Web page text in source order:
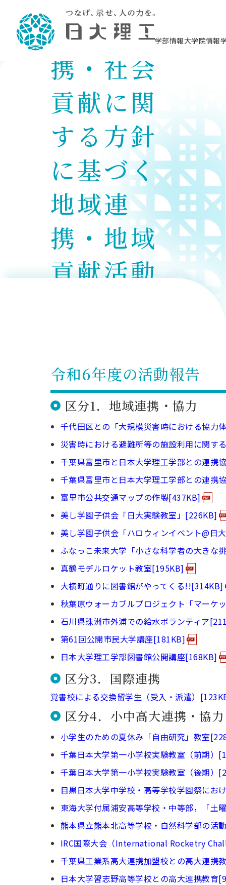
学部情報
理工学部概要
理念・教育目標
理工学部長からのメッセージ
理工学部データ
大学組織図
自己点検・評価
地域連携・地域貢献活動
日本大学大学院 特別講義
キャンパス案内
入学者受入方
リシー）
日本大学理工学部の
海外学術交流
一般教育
FD活動
日大理工の教
大学院情報
研究科長メッセージ
学位取得状況
大学院進学のススメ
教育情報
海外学術交流
大学院の各種支
理工学部学科情報
交通シ
ステム
工学科
建築学
科／専
攻
機械工
学科／
専攻
精密機
械工学
科／専
攻
航空宇
宙工学
科／専
攻
学科／
応用情
報工学
科／情
報科学
物質応
用化学
攻
量子理
行きたい学科を選べる
入学者選抜募集人員
令和8年度 出身校別合格者数
一般選抜 N全学統一方式 第1期
一般選抜 A個別方式
一般選抜 C共通テスト利用方式
一般選抜 C共通テスト利用方式
総合型選抜
入学者納入金
一般選抜募集要
校友枠選抜
ニューストピッ
よくあるご質問
入学試験出願
等）
一般選抜 N全
一般選抜 A個別
総合型選抜
編入学試験（一
大学院・研究情報
理工学研究所
理工学研究所研究ジャーナル
理工学部学術講演会
研究者情報
日本大学研究情報データベース
海外からの研究訪問
科学技術資料セ
（CST
プラズマ理工
測量実習センタ
サークル紹介
学部内イベント
八海山セミナー
学部内施設情報
図書館
防災情報
在学生用就職支援情報 ―セミナー・講座・
個別相談コーナー
就職・キャリア形成プログラム
2027.3卒向け
就職・キャリア形成プログラム
公務員試験対策
教員採用試験支援
就職対策情報冊子PDF版
NU就職ナビ
インターンシップについて
教員採用試験対
資格・検定
キャリアデザ
社会連
携・社会
貢献に関
する方針
に基づく
地域連
携・地域
貢献活動
令和6年度の活動報告
区分1．地域連携・協力
千代田区との「大規模災害時における協力
災害時における避難所等の施設利用に関す
千葉県富里市と日本大学理工学部との連携
千葉県富里市と日本大学理工学部との連携
富里市公共交通マップの作製[437KB]
美し学園子供会「日大実験教室」[226KB]
美し学園子供会「ハロウィンイベント@日
ふなっこ未来大学「小さな科学者の大きな
真鶴モデルロケット教室[195KB]
大横町通りに図書館がやってくる!![314KB]
秋葉原ウォーカブルプロジェクト「マーケ
石川県珠洲市外浦での給水ボランティア
第61回公開市民大学講座[181KB]
日本大学理工学部図書館公開講座[168KB]
区分3．国際連携
覚書校による交換留学生（受入・派遣）
区分4．小中高大連携・協力
小学生のための夏休み「自由研究」教室
千葉日本大学第一小学校実験教室（前期）
千葉日本大学第一小学校実験教室（後期）
目黒日本大学中学校・高等学校学園祭にお
東海大学付属浦安高等学校・中等部，「土
熊本県立熊本北高等学校・自然科学部の活
IRC国際大会（International Rocketry
千葉県工業系高大連携加盟校との高大連携
日本大学習志野高等学校との高大連携教育